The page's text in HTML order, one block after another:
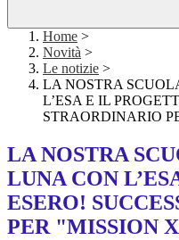
Home >
Novità >
Le notizie >
LA NOSTRA
L’ESA E IL
STRAORDINARIO
LA NOSTRA
LUNA CON
ESERO!
PER "MISSION